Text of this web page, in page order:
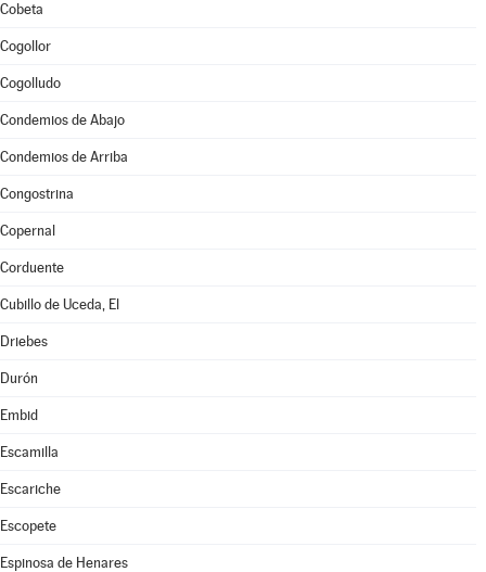
Cobeta
Cogollor
Cogolludo
Condemios de Abajo
Condemios de Arriba
Congostrina
Copernal
Corduente
Cubillo de Uceda, El
Driebes
Durón
Embid
Escamilla
Escariche
Escopete
Espinosa de Henares